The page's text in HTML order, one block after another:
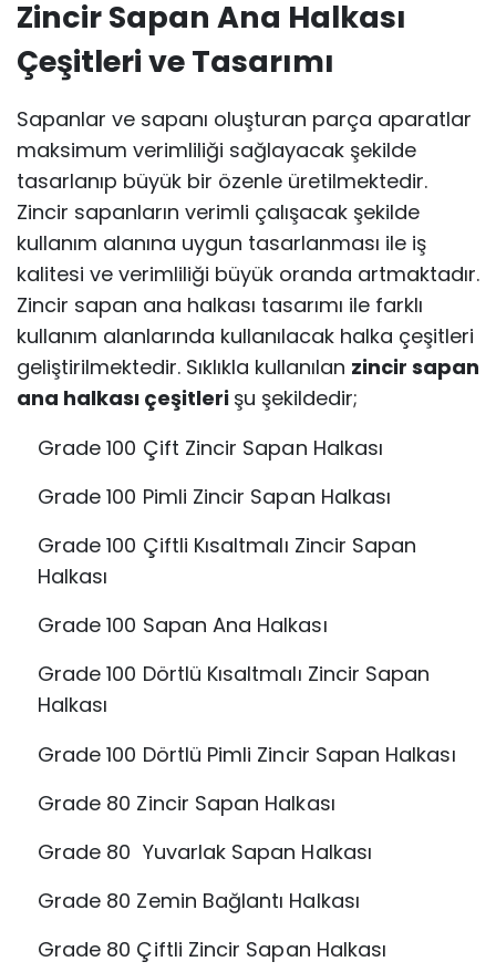
Zincir Sapan Ana Halkası
Çeşitleri ve Tasarımı
Sapanlar ve sapanı oluşturan parça aparatlar
maksimum verimliliği sağlayacak şekilde
tasarlanıp büyük bir özenle üretilmektedir.
Zincir sapanların verimli çalışacak şekilde
kullanım alanına uygun tasarlanması ile iş
kalitesi ve verimliliği büyük oranda artmaktadır.
Zincir sapan ana halkası tasarımı ile farklı
kullanım alanlarında kullanılacak halka çeşitleri
geliştirilmektedir. Sıklıkla kullanılan zincir sapan
ana halkası çeşitleri şu şekildedir;
Grade 100 Çift Zincir Sapan Halkası
Grade 100 Pimli Zincir Sapan Halkası
Grade 100 Çiftli Kısaltmalı Zincir Sapan
Halkası
Grade 100 Sapan Ana Halkası
Grade 100 Dörtlü Kısaltmalı Zincir Sapan
Halkası
Grade 100 Dörtlü Pimli Zincir Sapan Halkası
Grade 80 Zincir Sapan Halkası
Grade 80 Yuvarlak Sapan Halkası
Grade 80 Zemin Bağlantı Halkası
Grade 80 Çiftli Zincir Sapan Halkası